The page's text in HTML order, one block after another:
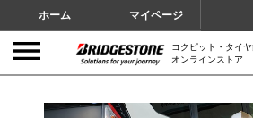
ホーム マイページ
コクピット・タイ
オンラインストア